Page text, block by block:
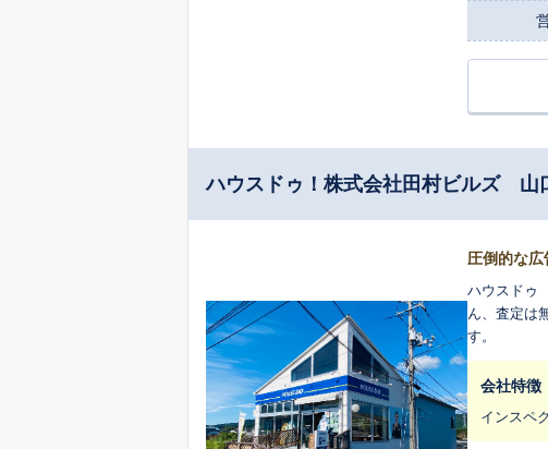
ハウスドゥ！株式会社田村ビルズ 山
圧倒的な
ハウスドゥ
ん、査定は
す。
会社特徴
インスペ